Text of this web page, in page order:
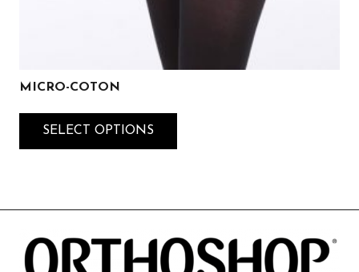
MICRO-COTON
SELECT OPTIONS